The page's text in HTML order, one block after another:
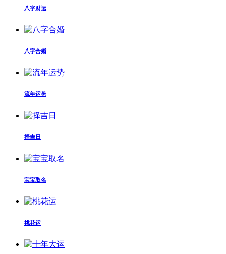
八字财运
八字合婚
流年运势
择吉日
宝宝取名
桃花运